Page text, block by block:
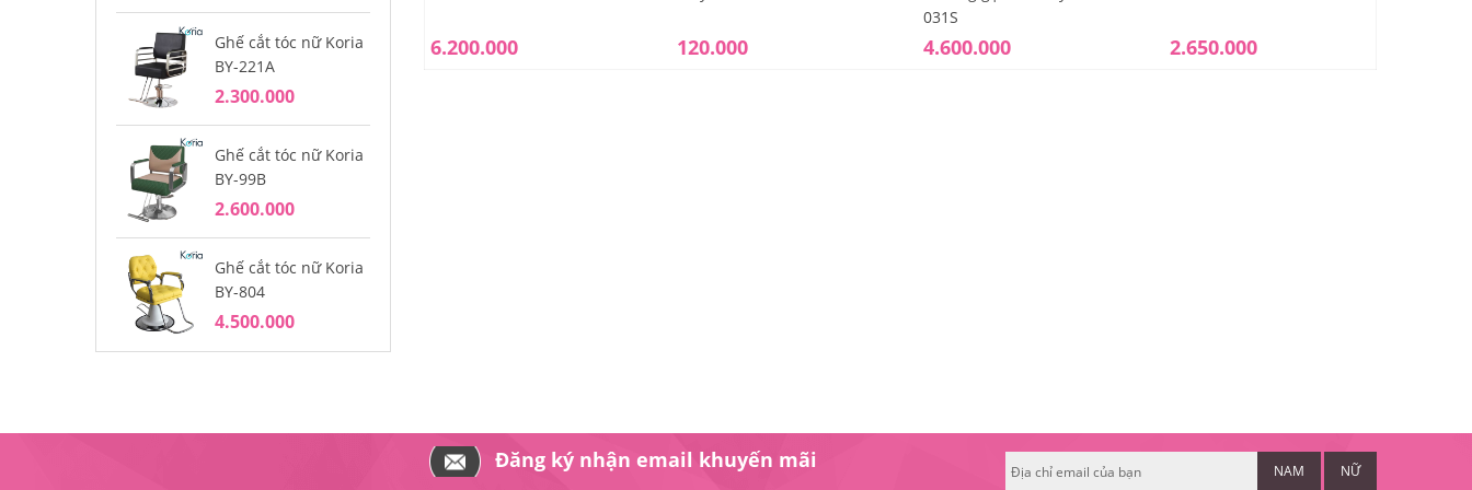
Ghế cắt tóc nữ Koria
BY-221A
2.300.000
Ghế cắt tóc nữ Koria
BY-99B
2.600.000
Ghế cắt tóc nữ Koria
BY-804
4.500.000
Ghế cắt tóc nữ Koria
6.200.000 120.000
031S
4.600.000 2.650.000
Đăng ký nhận email khuyến mãi NAM NỮ